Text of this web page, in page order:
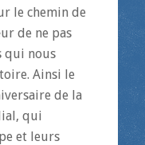
le chemin de
de ne pas
qui nous
Ainsi le
de la
qui
et leurs